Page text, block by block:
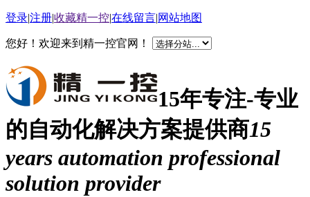
登录|注册|收藏精一控|在线留言|网站地图
您好！欢迎来到精一控官网！
15年专注-专业
的自动化解决方案提供商15
years automation professional
solution provider